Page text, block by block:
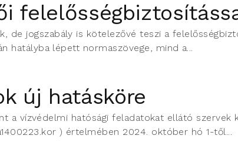
de jogszabály is kötelezővé teszi a
hatályba lépett normaszövege, mind a...
új hatásköre
a vízvédelmi hatósági feladatokat ellátó
) értelmében 2024. október hó 1-től...